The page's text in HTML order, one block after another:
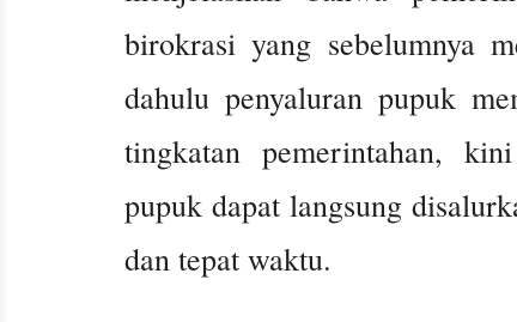
birokrasi yang sebelumnya
dahulu penyaluran pupuk
tingkatan pemerintahan,
pupuk dapat langsung
dan tepat waktu.